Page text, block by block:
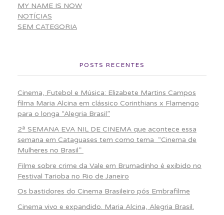
MY NAME IS NOW
NOTÍCIAS
SEM CATEGORIA
POSTS RECENTES
Cinema, Futebol e Música: Elizabete Martins Campos
filma Maria Alcina em clássico Corinthians x Flamengo
para o longa “Alegria Brasil”
2ª SEMANA EVA NIL DE CINEMA que acontece essa
semana em Cataguases tem como tema “Cinema de
Mulheres no Brasil”
Filme sobre crime da Vale em Brumadinho é exibido no
Festival Tarioba no Rio de Janeiro
Os bastidores do Cinema Brasileiro pós Embrafilme
Cinema vivo e expandido. Maria Alcina, Alegria Brasil.